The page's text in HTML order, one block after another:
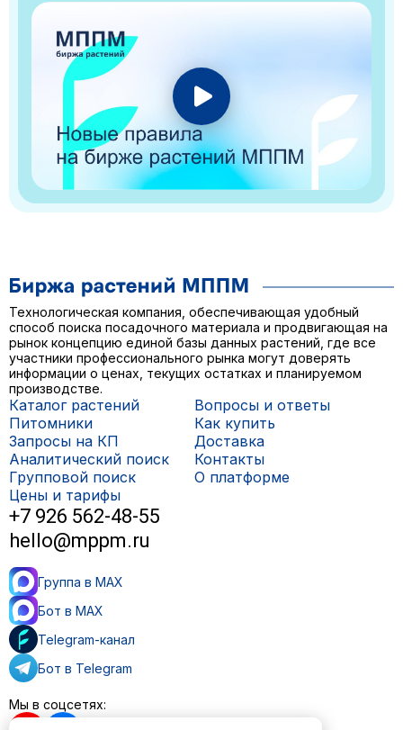
Технологическая компания, обеспечивающая удобный
способ поиска посадочного материала и продвигающая на
рынок концепцию единой базы данных растений, где все
участники профессионального рынка могут доверять
информации о ценах, текущих остатках и планируемом
производстве.
Каталог растений
Питомники
Запросы на КП
Аналитический поиск
Групповой поиск
Цены и тарифы
Вопросы и ответы
Как купить
Доставка
Контакты
О платформе
+7 926 562-48-55
hello@mppm.ru
Группа в MAX
Бот в MAX
Telegram-канал
Бот в Telegram
Мы в соцсетях: